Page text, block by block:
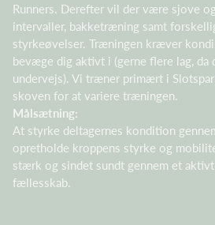
Runners. Derefter vil der være sjove
intervaller, bakketræning samt
styrkeøvelser. Træningen kræver
bevæge dig aktivt i (gerne flere lag, da
undervejs). Vi træner primært i
skoven for at variere træningen.
Målsætning:
At styrke deltagernes kondition
opretholde kroppens styrke og
stærk og sindet sundt gennem et
fællesskab.